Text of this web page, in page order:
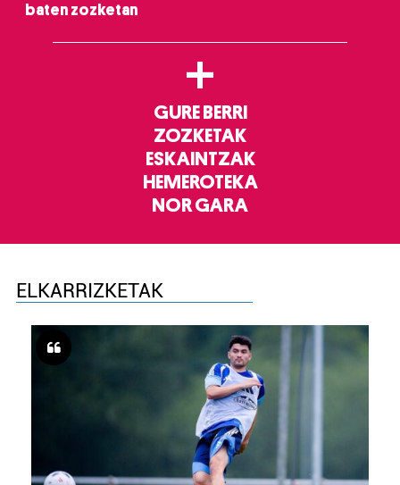
baten zozketan
+
GURE BERRI
ZOZKETAK
ESKAINTZAK
HEMEROTEKA
NOR GARA
ELKARRIZKETAK